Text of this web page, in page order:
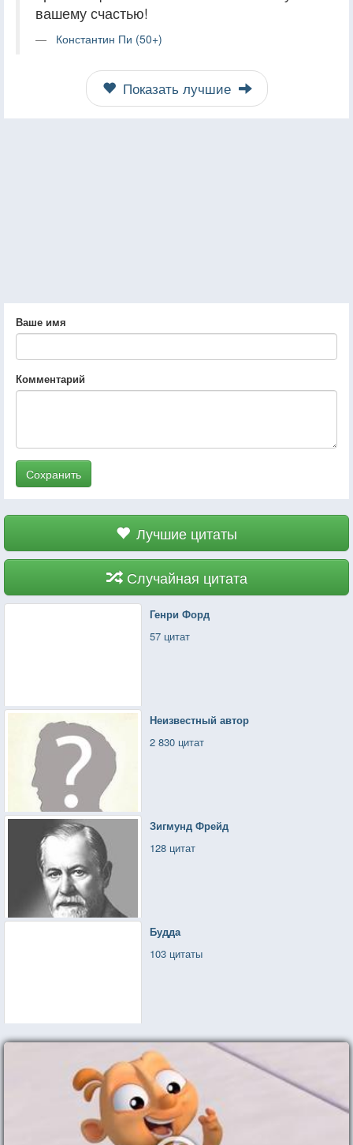
вашему счастью!
Константин Пи (50+)
Показать лучшие
Ваше имя
Комментарий
Сохранить
Лучшие цитаты
Случайная цитата
Генри Форд
57 цитат
Неизвестный автор
2 830 цитат
Зигмунд Фрейд
128 цитат
Будда
103 цитаты